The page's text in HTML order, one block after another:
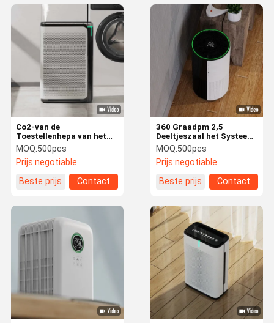
360 Graadpm 2,5
Deeltjeszaal het Systeem
van de het
Lawaaivermindering van
de
Luchtzuiveringsinstallatie
MOQ:500pcs
Prijs:negotiable
Beste prijs
Contact
Co2-van de
Toestellenhepa van het
Sensorhuis de
Zuiveringsinstallatie van
de de Filterlucht met
Nevelluchtbevochtiger
MOQ:500pcs
Prijs:negotiable
Beste prijs
Contact